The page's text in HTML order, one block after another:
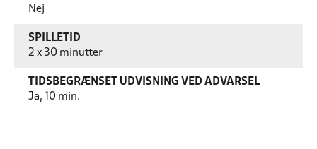
Nej
SPILLETID
2 x 30 minutter
TIDSBEGRÆNSET UDVISNING VED ADVARSEL
Ja, 10 min.